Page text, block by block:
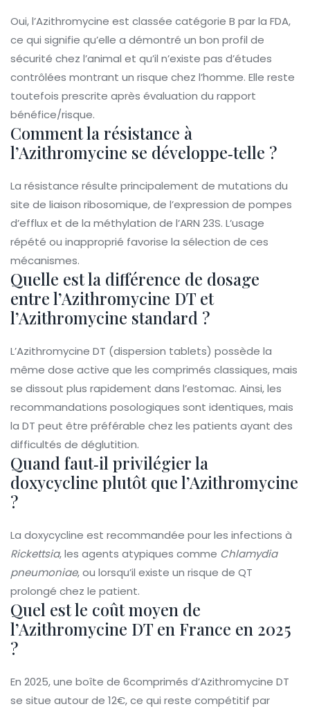
Oui, l’Azithromycine est classée catégorie B par la FDA,
ce qui signifie qu’elle a démontré un bon profil de
sécurité chez l’animal et qu’il n’existe pas d’études
contrôlées montrant un risque chez l’homme. Elle reste
toutefois prescrite après évaluation du rapport
bénéfice/risque.
Comment la résistance à
l’Azithromycine se développe‑telle ?
La résistance résulte principalement de mutations du
site de liaison ribosomique, de l’expression de pompes
d’efflux et de la méthylation de l’ARN 23S. L’usage
répété ou inapproprié favorise la sélection de ces
mécanismes.
Quelle est la différence de dosage
entre l’Azithromycine DT et
l’Azithromycine standard ?
L’Azithromycine DT (dispersion tablets) possède la
même dose active que les comprimés classiques, mais
se dissout plus rapidement dans l’estomac. Ainsi, les
recommandations posologiques sont identiques, mais
la DT peut être préférable chez les patients ayant des
difficultés de déglutition.
Quand faut‑il privilégier la
doxycycline plutôt que l’Azithromycine
?
La doxycycline est recommandée pour les infections à
Rickettsia, les agents atypiques comme Chlamydia
pneumoniae, ou lorsqu’il existe un risque de QT
prolongé chez le patient.
Quel est le coût moyen de
l’Azithromycine DT en France en 2025
?
En 2025, une boîte de 6comprimés d’Azithromycine DT
se situe autour de 12€, ce qui reste compétitif par